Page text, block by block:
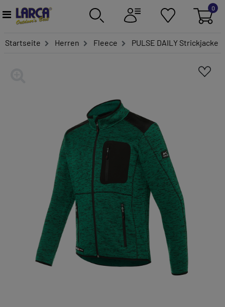
0
Startseite Herren Fleece PULSE DAILY Strickjacke